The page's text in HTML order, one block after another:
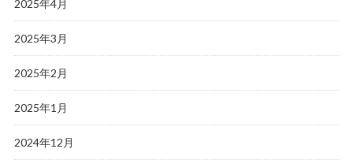
2025年4月
2025年3月
2025年2月
2025年1月
2024年12月